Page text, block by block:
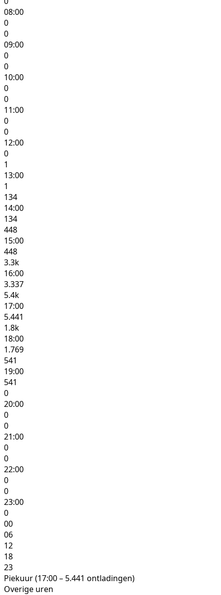
08:00
0
0
09:00
0
0
10:00
0
0
11:00
0
0
12:00
0
1
13:00
1
134
14:00
134
448
15:00
448
3.3k
16:00
3.337
5.4k
17:00
5.441
1.8k
18:00
1.769
541
19:00
541
0
20:00
0
0
21:00
0
0
22:00
0
0
23:00
0
00
06
12
18
23
Piekuur (17:00 – 5.441 ontladingen)
Overige uren